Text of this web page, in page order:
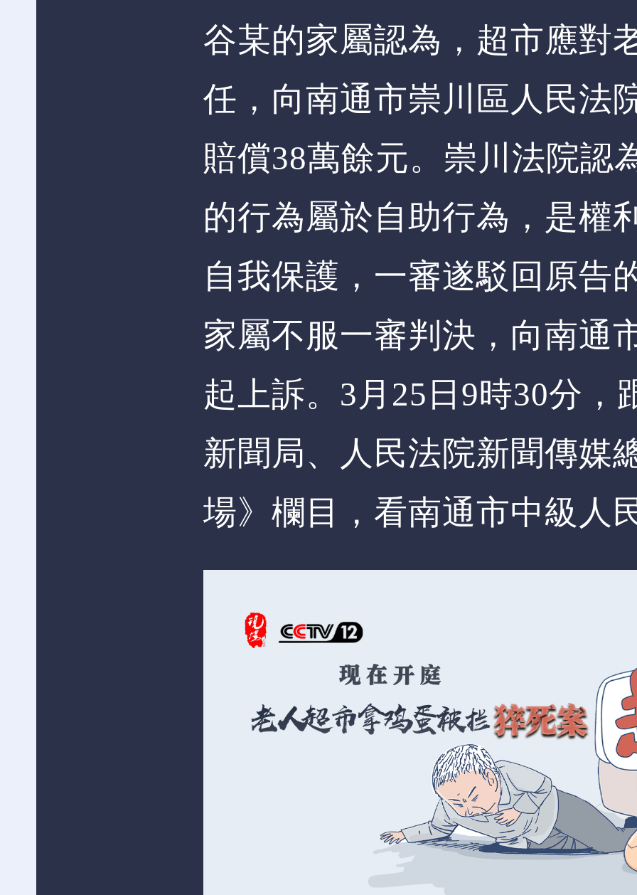
谷某的家屬認為，超市應對
任，向南通市崇川區人民法
賠償38萬餘元。崇川法院認
的行為屬於自助行為，是權
自我保護，一審遂駁回原告
家屬不服一審判決，向南通
起上訴。3月25日9時30分，
新聞局、人民法院新聞傳媒
場》欄目，看南通市中級人